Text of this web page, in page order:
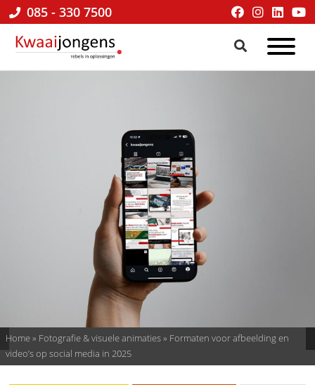
085 - 330 7500
Kwaaijongens
BLOG
kenniscafé
Home» Fotografie & visuele animaties» Formaten voor afbeelding en
video’s op social media in 2025